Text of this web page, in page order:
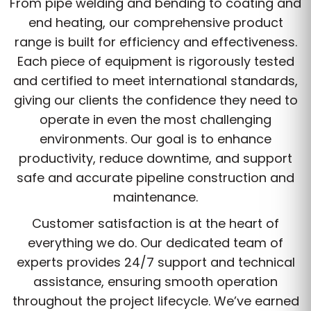
end heating, our comprehensive product
range is built for efficiency and effectiveness.
Each piece of equipment is rigorously tested
and certified to meet international standards,
giving our clients the confidence they need to
operate in even the most challenging
environments. Our goal is to enhance
productivity, reduce downtime, and support
safe and accurate pipeline construction and
maintenance.
Customer satisfaction is at the heart of
everything we do. Our dedicated team of
experts provides 24/7 support and technical
assistance, ensuring smooth operation
throughout the project lifecycle. We’ve earned